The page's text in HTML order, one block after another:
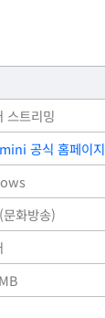
스트리밍
공식 홈페이지
화방송)